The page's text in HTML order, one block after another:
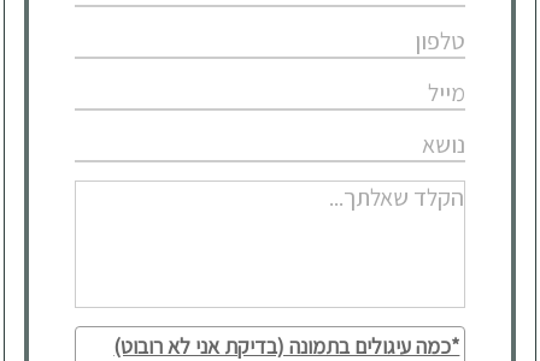
*כמה עיגולים בתמונה (בדיקת אני לא רובוט)